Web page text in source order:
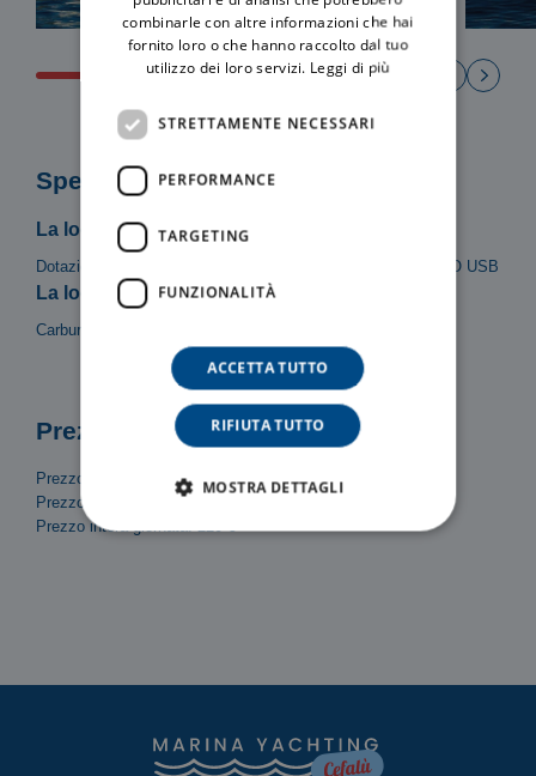
Specifiche
La locazione del mezzo include:
Dotazioni di sicurezza, Tendalino, Scaletta, Doccetta, RADIO USB
La locazione del mezzo non include:
Carburante
Prezzi
Prezzo/Ora: 35 €
Prezzo mezza giornata (4h): 140 €
Prezzo intera giornata: 220 €
combinarle con altre informazioni che hai
fornito loro o che hanno raccolto dal tuo
utilizzo dei loro servizi. Leggi di più
STRETTAMENTE NECESSARI
PERFORMANCE
TARGETING
FUNZIONALITÀ
ACCETTA TUTTO
RIFIUTA TUTTO
MOSTRA DETTAGLI